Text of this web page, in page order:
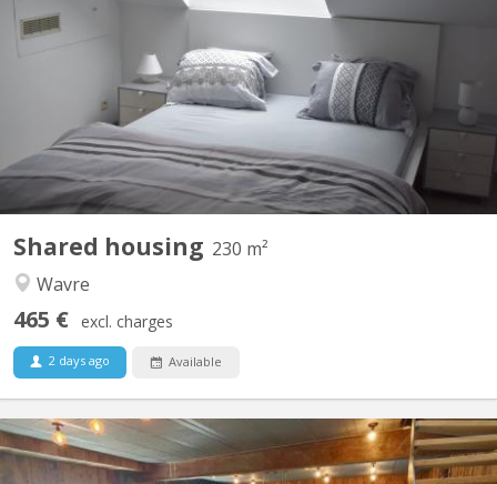
Shared housing 230 m²
Wavre
465 € excl. charges
2 days ago Available
maison bourgeoise 3 niveaux : au rez le propriétaire colocataire,
au 1er et 2ème colocataires étudiants 230 m2 à disposition!! , 4
ch au 1er, 2 salles de bain , une salle de douche , 2 wc, au 2 ème
, 3 chambres 1 salle de douche wc et lavabo, un Grand, d living 2
grands canapés 2 fauteuils pour...
KV 1961